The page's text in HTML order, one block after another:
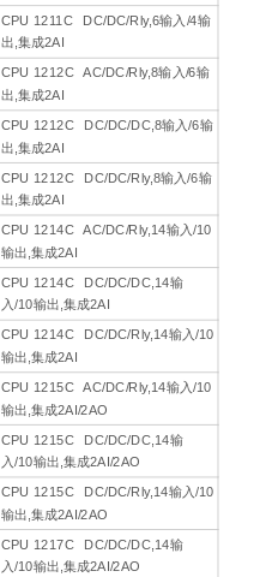
CPU 1211C DC/DC/Rly,6输入/4输
出,集成2AI
CPU 1212C AC/DC/Rly,8输入/6输
出,集成2AI
CPU 1212C DC/DC/DC,8输入/6输
出,集成2AI
CPU 1212C DC/DC/Rly,8输入/6输
出,集成2AI
CPU 1214C AC/DC/Rly,14输入/10
输出,集成2AI
CPU 1214C DC/DC/DC,14输
入/10输出,集成2AI
CPU 1214C DC/DC/Rly,14输入/10
输出,集成2AI
CPU 1215C AC/DC/Rly,14输入/10
输出,集成2AI/2AO
CPU 1215C DC/DC/DC,14输
入/10输出,集成2AI/2AO
CPU 1215C DC/DC/Rly,14输入/10
输出,集成2AI/2AO
CPU 1217C DC/DC/DC,14输
入/10输出,集成2AI/2AO